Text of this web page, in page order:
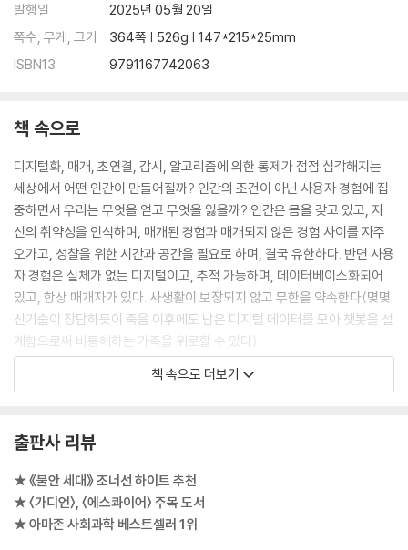
발행일
2025년 05월 20일
쪽수, 무게, 크기
364쪽 | 526g | 147*215*25mm
ISBN13
9791167742063
책 속으로
디지털화, 매개, 초연결, 감시, 알고리즘에 의한 통제가 점점 심각해지는
세상에서 어떤 인간이 만들어질까? 인간의 조건이 아닌 사용자 경험에 집
중하면서 우리는 무엇을 얻고 무엇을 잃을까? 인간은 몸을 갖고 있고, 자
신의 취약성을 인식하며, 매개된 경험과 매개되지 않은 경험 사이를 자주
오가고, 성찰을 위한 시간과 공간을 필요로 하며, 결국 유한하다. 반면 사용
자 경험은 실체가 없는 디지털이고, 추적 가능하며, 데이터베이스화되어
있고, 항상 매개자가 있다. 사생활이 보장되지 않고 무한을 약속한다(몇몇
신기술이 장담하듯이 죽음 이후에도 남은 디지털 데이터를 모아 챗봇을 설
계함으로써 비통해하는 가족을 위로할 수 있다).
--- p.16
기를 나누고 그 반응을 기록한다. 베이비 모니터는 그들을 지켜본다. 기기
는 그들을 추적하고 모니터링한다. 부모는 아이가 태어나자마자 온라인 아
이디와 인스타그램 페이지를 만든다. 그들은 디지털 이미지를 무엇보다 중
요하게 여기는 문화 속에서, 온라인 세계를 지배하는 소셜 미디어 플랫폼
책 속으로 더보기
출판사 리뷰
★ 《불안 세대》 조너선 하이트 추천
★ 〈가디언〉, 〈에스콰이어〉 주목 도서
★ 아마존 사회과학 베스트셀러 1위